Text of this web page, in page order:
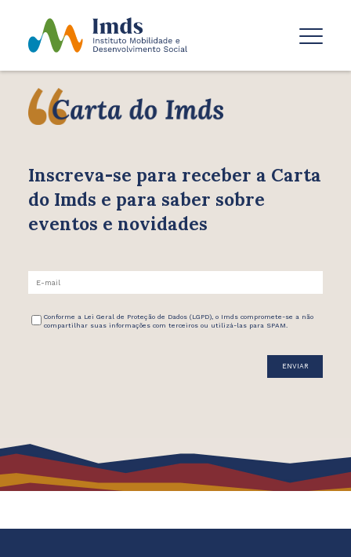
Inscreva-se para receber a Carta
do Imds e para saber sobre
eventos e novidades
Conforme a Lei Geral de Proteção de Dados (LGPD), o Imds compromete-se a não
compartilhar suas informações com terceiros ou utilizá-las para SPAM.